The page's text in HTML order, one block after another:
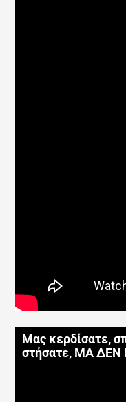
Μας κερδίσατε,
στήσατε, ΜΑ